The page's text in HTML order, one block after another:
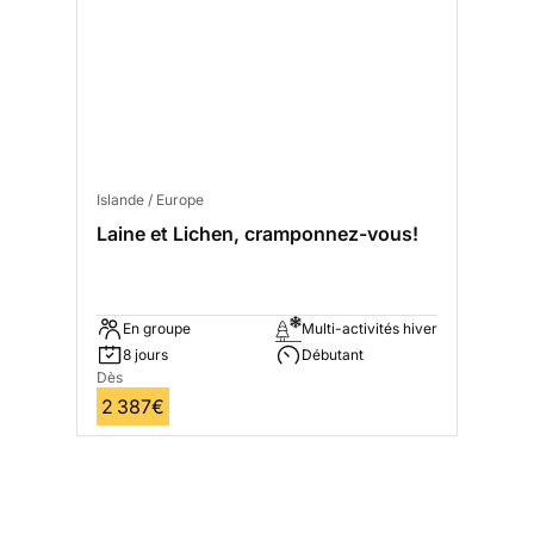
Islande / Europe
Laine et Lichen, cramponnez-vous!
En groupe
8 jours
Multi-activités hiver
Débutant
Dès
2 387€